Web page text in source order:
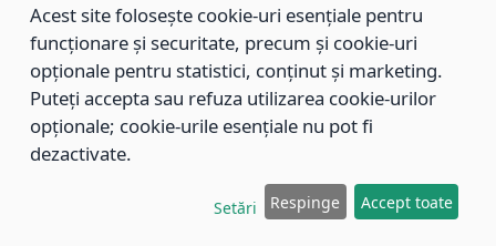
899/21.12.2023
Aprobarea standardelor de cost pentru serviciile
sociale furnizate în cadrul Direcției de Asistență Socială
Brașov, pentru anul 2024.
Modificarea Anexei la H.C.L. nr. 91 din 09.02.2018,
Acest site folosește cookie-uri esențiale pentru
funcționare și securitate, precum și cookie-uri
opționale pentru statistici, conținut și marketing.
Puteți accepta sau refuza utilizarea cookie-urilor
opționale; cookie-urile esențiale nu pot fi
dezactivate.
Setări Respinge Accept toate